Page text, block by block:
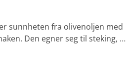
sunnheten fra olivenoljen med
Den egner seg til steking, …